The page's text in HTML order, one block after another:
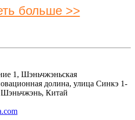
больше >>
1, Шэньчжэньская
долина, улица Синкэ 1-
Китай